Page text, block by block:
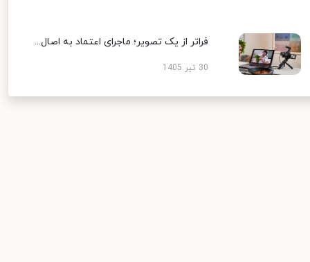
فراتر از یک تصویر؛ ماجرای اعتماد به اصال...
30 تیر 1405